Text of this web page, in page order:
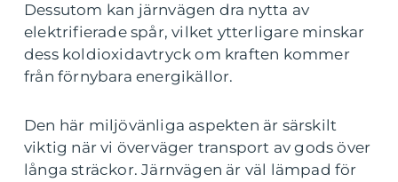
Dessutom kan järnvägen dra nytta av
elektrifierade spår, vilket ytterligare minskar
dess koldioxidavtryck om kraften kommer
från förnybara energikällor.
Den här miljövänliga aspekten är särskilt
viktig när vi överväger transport av gods över
långa sträckor. Järnvägen är väl lämpad för